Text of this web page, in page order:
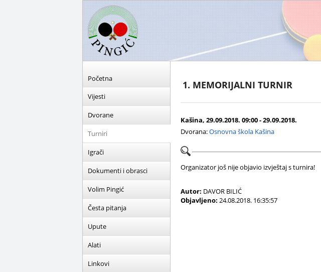
Početna
Vijesti
Dvorane
Turniri
Igrači
Dokumenti i obrasci
Volim Pingić
Česta pitanja
Upute
Alati
Linkovi
1. MEMORIJALNI TURNIR
Kašina, 29.09.2018. 09:00 - 29.09.2018.
Dvorana:Osnovna škola Kašina
Organizator još nije objavio izvještaj s turnira!
Autor: DAVOR BILIĆ
Objavljeno: 24.08.2018. 16:35:57